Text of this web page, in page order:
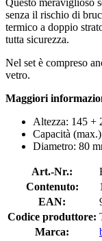
senza il rischio di
termico a doppio
tutta sicurezza.
Nel set è compreso
vetro.
Maggiori
Altezza: 145 +
Capacità
Diametro: 80
Art.-Nr.:
Contenuto:
EAN:
Codice produttore:
Marca: